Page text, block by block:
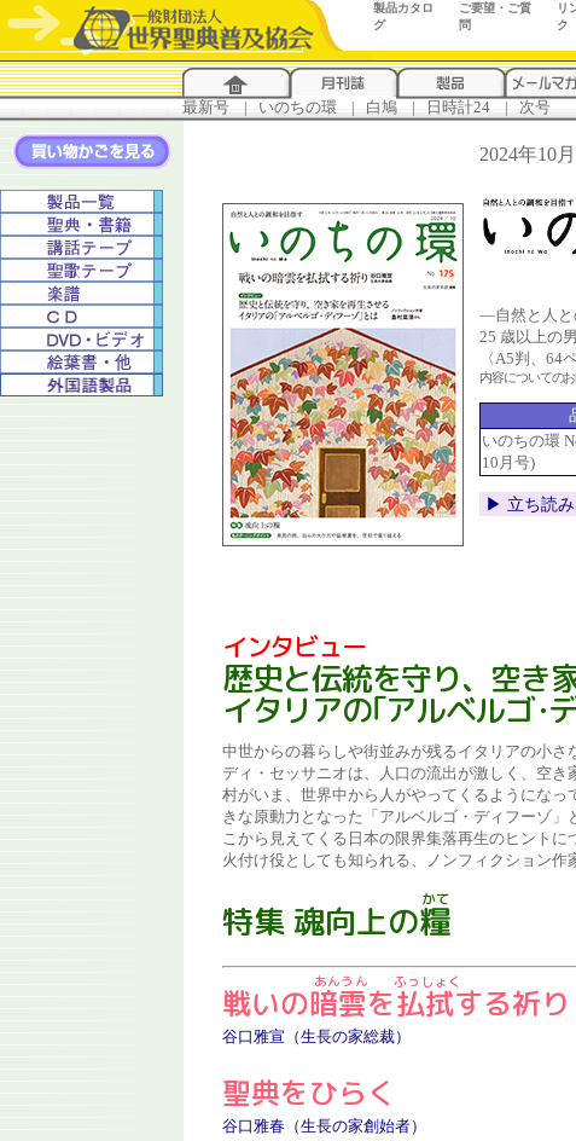
製品カタロ
グ
ご要望・ご質
問
リ
ク
最新号 | いのちの環 | 白鳩 | 日時計24 | 次号
2024年10
―自然と人
25 歳以上の
〈A5判、64
内容についての
いのちの環
10月号)
▶︎ 立ち読み
インタビュー
歴史と伝統を守り、空き
イタリアの｢アルベルゴ･
中世からの暮らしや街並みが残るイタリアの小さ
ディ・セッサニオは、人口の流出が激しく、空き
村がいま、世界中から人がやってくるようになっ
きな原動力となった「アルベルゴ・ディフーゾ」
こから見えてくる日本の限界集落再生のヒントに
火付け役としても知られる、ノンフィクション作
特集 魂向上の糧
戦いの暗雲を払拭する祈り
谷口雅宣（生長の家総裁）
聖典をひらく
谷口雅春（生長の家創始者）